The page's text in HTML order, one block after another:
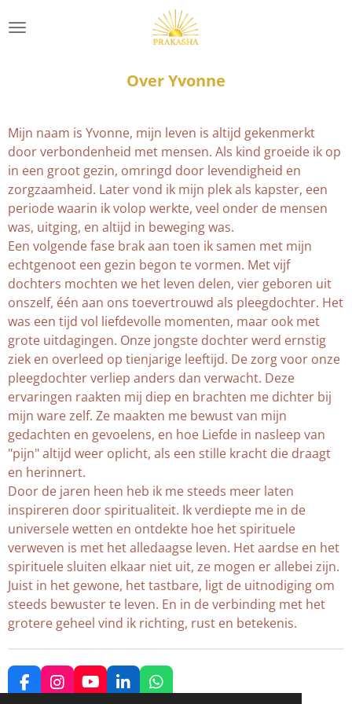
direct
Over Yvonne
Mijn naam is Yvonne, mijn leven is altijd gekenmerkt
door verbondenheid met mensen. Als kind groeide ik op
in een groot gezin, omringd door levendigheid en
zorgzaamheid. Later vond ik mijn plek als kapster, een
periode waarin ik volop werkte, veel onder de mensen
was, uitging, en altijd in beweging was.
Een volgende fase brak aan toen ik samen met mijn
echtgenoot een gezin begon te vormen. Met vijf
dochters mochten we het leven delen, vier geboren uit
onszelf, één aan ons toevertrouwd als pleegdochter. Het
was een tijd vol liefdevolle momenten, maar ook met
grote uitdagingen. Onze jongste dochter werd ernstig
ziek en overleed op tienjarige leeftijd. De zorg voor onze
pleegdochter verliep anders dan verwacht. Deze
ervaringen raakten mij diep en brachten me dichter bij
mijn ware zelf. Ze maakten me bewust van mijn
gedachten en gevoelens, en hoe Liefde in nasleep van
"pijn" altijd weer oplicht, als een stille kracht die draagt
en herinnert.
Door de jaren heen heb ik me steeds meer laten
inspireren door spiritualiteit. Ik verdiepte me in de
universele wetten en ontdekte hoe het spirituele
verweven is met het alledaagse leven. Het aardse en het
spirituele sluiten elkaar niet uit, ze mogen er allebei zijn.
Juist in het gewone, het tastbare, ligt de uitnodiging om
steeds bewuster te leven. En in de verbinding met het
grotere geheel vind ik richting, rust en betekenis.
F
I
Y
L
W